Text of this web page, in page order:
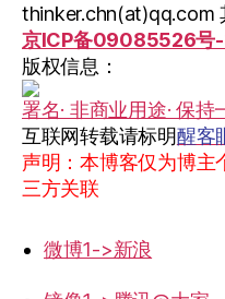
thinker.chn(at)qq.com
京ICP备09085526号
版权信息：
署名· 非商业用途· 保持
互联网转载请标明醒客
声明：本博客仅为博主
三方关联
微博1->新浪